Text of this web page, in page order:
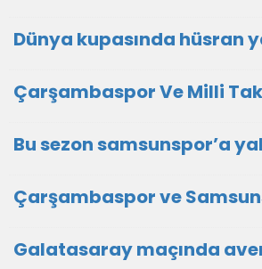
Dünya kupasında hüsran
Çarşambaspor Ve Milli
Bu sezon samsunspor’a
Çarşambaspor ve
Galatasaray maçında